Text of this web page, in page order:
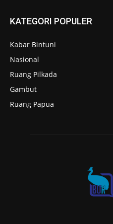
KATEGORI POPULER
Kabar Bintuni
Nasional
Ruang Pilkada
Gambut
Ruang Papua